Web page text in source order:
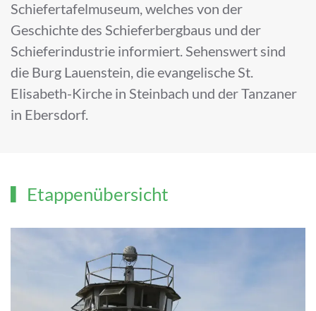
Schiefertafelmuseum, welches von der
Geschichte des Schieferbergbaus und der
Schieferindustrie informiert. Sehenswert sind
die Burg Lauenstein, die evangelische St.
Elisabeth-Kirche in Steinbach und der Tanzaner
in Ebersdorf.
Etappenübersicht